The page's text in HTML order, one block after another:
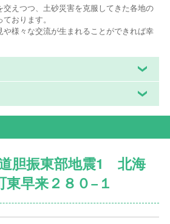
えつつ、土砂災害を克服してきた各地の
おります。
様々な交流が生まれることができれば幸
胆振東部地震1 北海
早来２８０−１